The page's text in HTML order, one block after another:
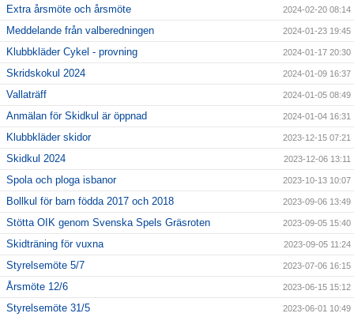
Extra årsmöte och årsmöte 2024-02-20 08:14
Meddelande från valberedningen 2024-01-23 19:45
Klubbkläder Cykel - provning 2024-01-17 20:30
Skridskokul 2024 2024-01-09 16:37
Vallaträff 2024-01-05 08:49
Anmälan för Skidkul är öppnad 2024-01-04 16:31
Klubbkläder skidor 2023-12-15 07:21
Skidkul 2024 2023-12-06 13:11
Spola och ploga isbanor 2023-10-13 10:07
Bollkul för barn födda 2017 och 2018 2023-09-06 13:49
Stötta OIK genom Svenska Spels Gräsroten 2023-09-05 15:40
Skidträning för vuxna 2023-09-05 11:24
Styrelsemöte 5/7 2023-07-06 16:15
Årsmöte 12/6 2023-06-15 15:12
Styrelsemöte 31/5 2023-06-01 10:49